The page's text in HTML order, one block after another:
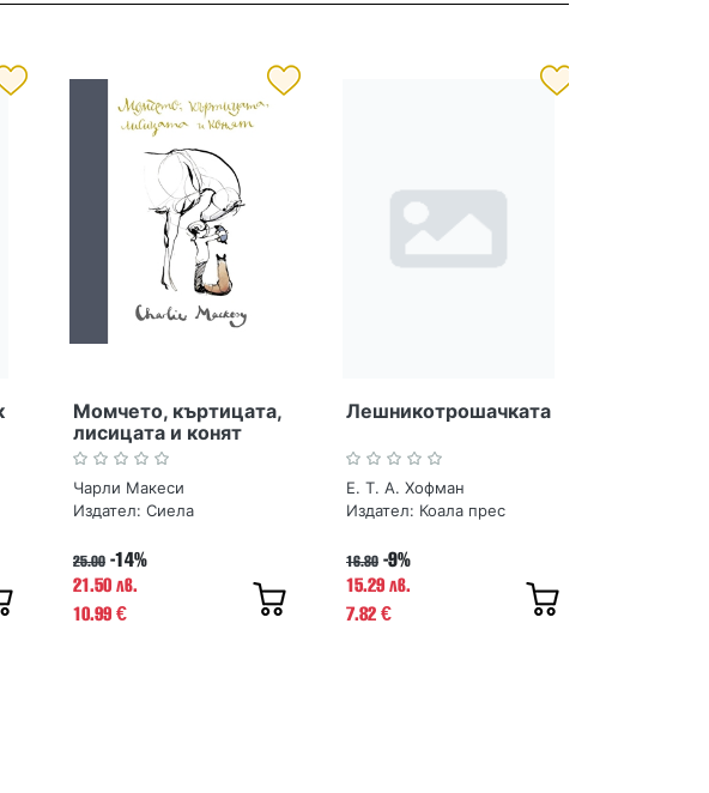
Момчето, къртицата,
лисицата и конят
Чарли Макеси
Издател: Сиела
25.00 -14%
21.50 лв.
10.99 €
Лешникотрошачката
Е. Т. А. Хофман
Издател: Коала прес
16.80 -9%
15.29 лв.
7.82 €